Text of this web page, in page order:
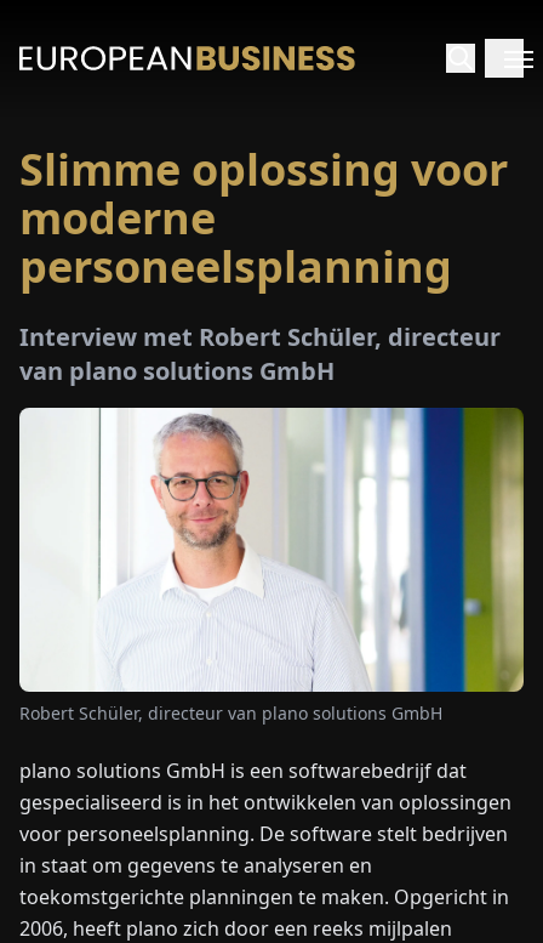
OVER
ONS
EN DEFRESITNL PLHU
NEEM
CONTACT
OP
Slimme oplossing voor
moderne
personeelsplanning
Interview met Robert Schüler, directeur
van plano solutions GmbH
Robert Schüler, directeur van plano solutions GmbH
plano solutions GmbH is een softwarebedrijf dat
gespecialiseerd is in het ontwikkelen van oplossingen
voor personeelsplanning. De software stelt bedrijven
in staat om gegevens te analyseren en
toekomstgerichte planningen te maken. Opgericht in
2006, heeft plano zich door een reeks mijlpalen